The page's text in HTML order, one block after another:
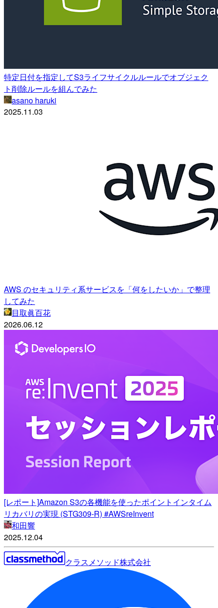
特定日付を指定してS3ライフサイクルルールでオブジェク
ト削除ルールを組んでみた
asano haruki
2025.11.03
AWS のセキュリティ系サービスを「何をしたいか」で整理
してみた
目取眞百花
2026.06.12
[レポート]Amazon S3の各機能を使ったポイントインタイム
リカバリの実現 (STG309-R) #AWSreInvent
和田響
2025.12.04
クラスメソッド株式会社